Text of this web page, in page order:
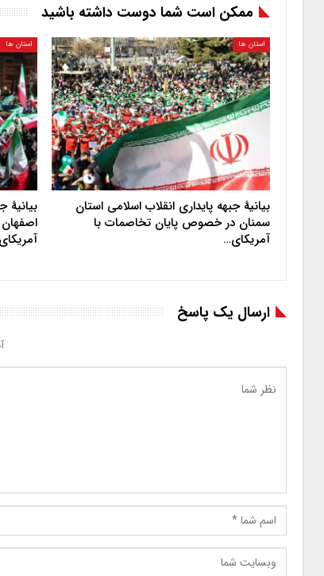
ممکن است شما دوست داشته باشید
استان ها
بیانیهٔ جبهه پایداری انقلاب اسلامی استان
سمنان در خصوص پایان تخاصمات با
آمریکای…
استان ها
بیانیهٔ
ارسال یک پاسخ